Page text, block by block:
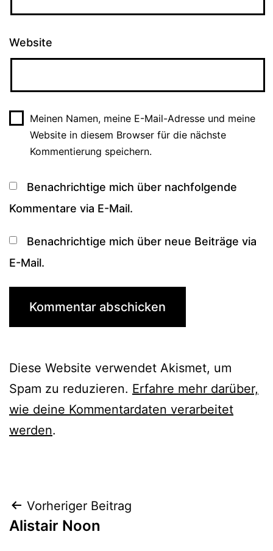
Website
Meinen Namen, meine E-Mail-Adresse und meine
Website in diesem Browser für die nächste
Kommentierung speichern.
Benachrichtige mich über nachfolgende
Kommentare via E-Mail.
Benachrichtige mich über neue Beiträge via
E-Mail.
Diese Website verwendet Akismet, um
Spam zu reduzieren. Erfahre mehr darüber,
wie deine Kommentardaten verarbeitet
werden.
Beitrags-
Navigation
Vorheriger Beitrag
Alistair Noon